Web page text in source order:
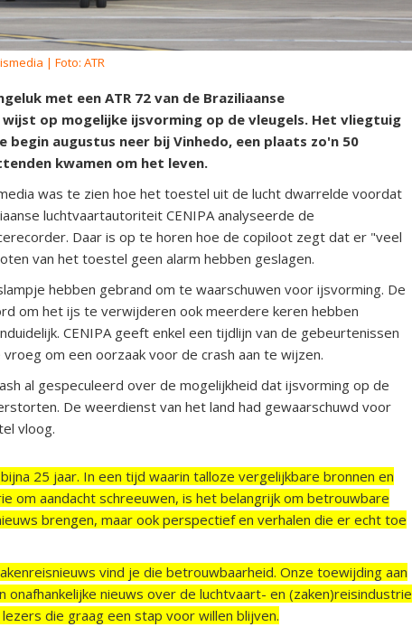
| Foto: ATR
met een ATR 72 van de Braziliaanse
op mogelijke ijsvorming op de vleugels. Het vliegtuig
augustus neer bij Vinhedo, een plaats zo'n 50
kwamen om het leven.
was te zien hoe het toestel uit de lucht dwarrelde voordat
luchtvaartautoriteit CENIPA analyseerde de
Daar is op te horen hoe de copiloot zegt dat er "veel
van het toestel geen alarm hebben geslagen.
hebben gebrand om te waarschuwen voor ijsvorming. De
om het ijs te verwijderen ook meerdere keren hebben
CENIPA geeft enkel een tijdlijn van de gebeurtenissen
om een oorzaak voor de crash aan te wijzen.
al gespeculeerd over de mogelijkheid dat ijsvorming op de
De weerdienst van het land had gewaarschuwd voor
vloog.
25 jaar. In een tijd waarin talloze vergelijkbare bronnen en
om aandacht schreeuwen, is het belangrijk om betrouwbare
brengen, maar ook perspectief en verhalen die er echt toe
vind je die betrouwbaarheid. Onze toewijding aan
nieuws over de luchtvaart- en (zaken)reisindustrie
die graag een stap voor willen blijven.